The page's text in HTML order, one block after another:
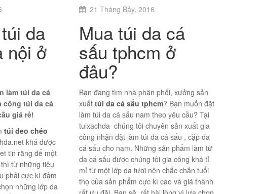
da
nội ở
làm túi da cá
công túi da cá
giá rẻ!
túi đeo chéo
khá được
tin rằng để một
từ những tiêu
phải cực kì đảm
những lớp da
21 Tháng Bảy, 2016
Mua túi da cá
sấu tphcm ở
đâu?
Bạn đang tìm nhà phân phối, xưởng sản
xuất túi da cá sấu tphcm? Bạn muốn đặt
làm túi da cá sấu nam theo yêu cầu? Tại
tuixachda chúng tôi chuyên sản xuất gia
công nhận đặt làm túi da cá sấu , cặp da
cá sấu cho nam. Những sản phẩm làm từ
da cá sấu được chúng tôi gia công khá tỉ
mỉ từ một lớp da tươi nên chắc chắn tuổi
thọ của sản phẩm cực kì cao và giá thành